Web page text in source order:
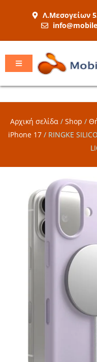
Λ.Μεσογείων
Αρχική σελίδα / Shop /
iPhone 17 / RINGKE